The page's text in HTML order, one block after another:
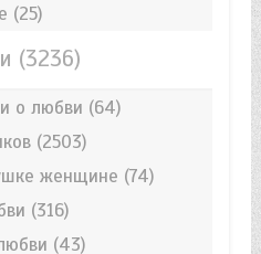
(25)
(3236)
о любви (64)
(2503)
женщине (74)
(316)
(43)